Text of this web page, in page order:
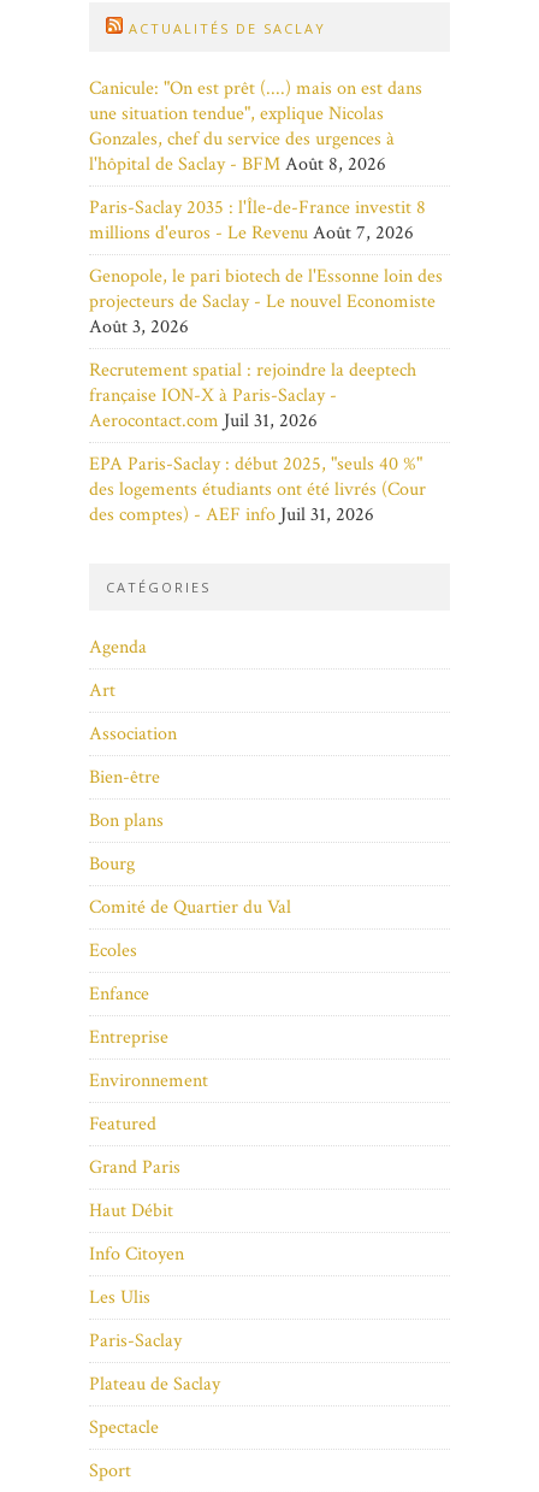
ACTUALITÉS DE SACLAY
Canicule: "On est prêt (....) mais on est dans
une situation tendue", explique Nicolas
Gonzales, chef du service des urgences à
l'hôpital de Saclay - BFMAoût 8, 2026
Paris-Saclay 2035 : l'Île-de-France investit 8
millions d'euros - Le RevenuAoût 7, 2026
Genopole, le pari biotech de l'Essonne loin des
projecteurs de Saclay - Le nouvel Economiste
Août 3, 2026
Recrutement spatial : rejoindre la deeptech
française ION-X à Paris-Saclay -
Aerocontact.com Juil 31, 2026
EPA Paris-Saclay : début 2025, "seuls 40 %"
des logements étudiants ont été livrés (Cour
des comptes) - AEF info Juil 31, 2026
CATÉGORIES
Agenda
Art
Association
Bien-être
Bon plans
Bourg
Comité de Quartier du Val
Ecoles
Enfance
Entreprise
Environnement
Featured
Grand Paris
Haut Débit
Info Citoyen
Les Ulis
Paris-Saclay
Plateau de Saclay
Spectacle
Sport